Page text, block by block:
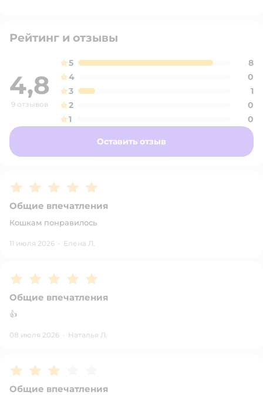
Рейтинг и отзывы
4,8
9 отзывов
5
8
4
0
3
1
2
0
1
0
Оставить отзыв
Рейтинг:5
Общие впечатления
Кошкам понравилось
11 июля 2026 · Елена Л.
Рейтинг:5
Общие впечатления
👍
08 июля 2026 · Наталья Л.
Рейтинг:3
Общие впечатления